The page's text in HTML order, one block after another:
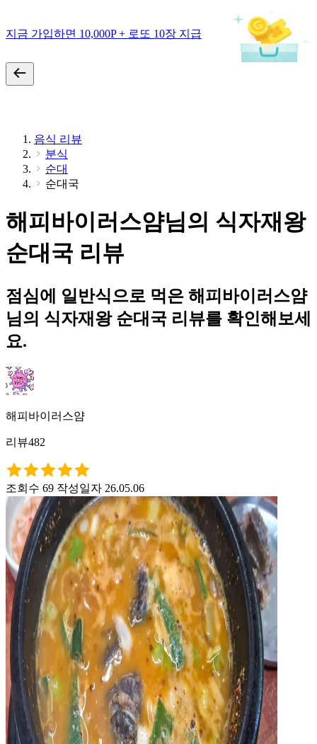
지금 가입하면 10,000P + 로또 10장 지급
음식 리뷰
분식
순대
순대국
해피바이러스얌님의 식자재왕
순대국 리뷰
점심에 일반식으로 먹은 해피바이러스얌
님의 식자재왕 순대국 리뷰를 확인해보세
요.
해피바이러스얌
리뷰482
조회수 69 작성일자 26.05.06